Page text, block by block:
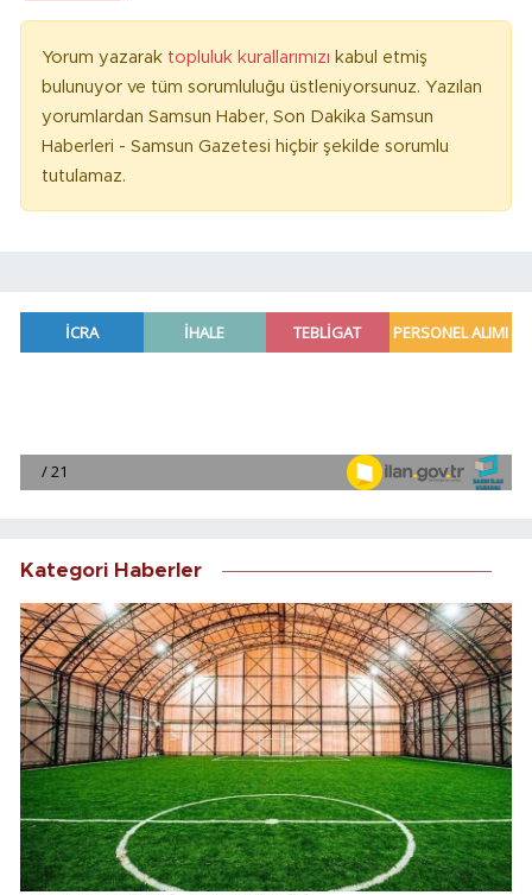
Yorum yazarak topluluk kurallarımızı kabul etmiş
bulunuyor ve tüm sorumluluğu üstleniyorsunuz. Yazılan
yorumlardan Samsun Haber, Son Dakika Samsun
Haberleri - Samsun Gazetesi hiçbir şekilde sorumlu
tutulamaz.
Kategori Haberler